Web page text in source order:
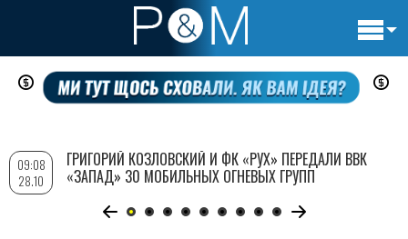
Перейти
содержанию
09:08
28.10
ГРИГОРИЙ КОЗЛОВСКИЙ И ФК «РУХ» ПЕРЕДАЛИ ВВК
«ЗАПАД» 30 МОБИЛЬНЫХ ОГНЕВЫХ ГРУПП